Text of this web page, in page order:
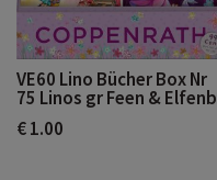
VE60 Lino Bücher Box Nr
75 Linos gr Feen & Elfenb
€ 1.00